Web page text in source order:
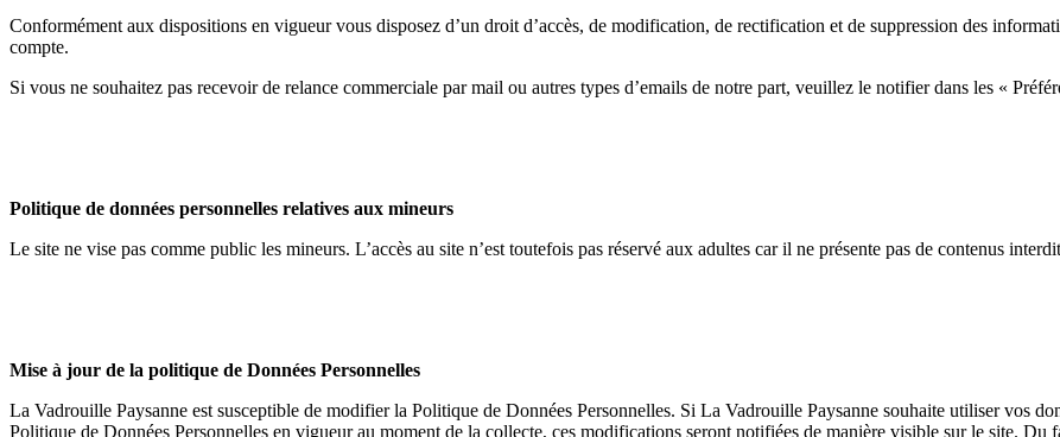
Conformément aux dispositions en vigueur vous disposez d’un droit d’accès, de modification, de rectification et de suppression des
compte.
Si vous ne souhaitez pas recevoir de relance commerciale par mail ou autres types d’emails de notre part, veuillez le notifier dans les «
Politique de données personnelles relatives aux mineurs
Le site ne vise pas comme public les mineurs. L’accès au site n’est toutefois pas réservé aux adultes car il ne présente pas de contenus
Mise à jour de la politique de Données Personnelles
La Vadrouille Paysanne est susceptible de modifier la Politique de Données Personnelles. Si La Vadrouille Paysanne souhaite utiliser vos
Politique de Données Personnelles en vigueur au moment de la collecte, ces modifications seront notifiées de manière visible sur le site.